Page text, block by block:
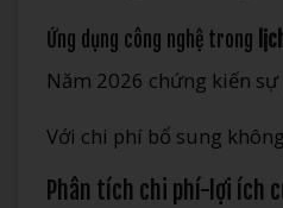
Ứng dụng công nghệ trong
Năm 2026 chứng kiến
Với chi phí bổ sung
Phân tích chi phí-lợi ích